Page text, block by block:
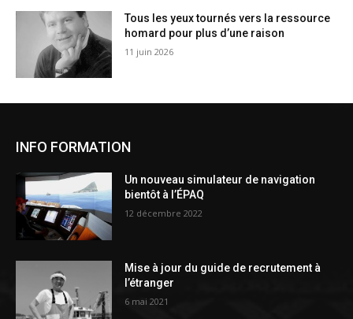
Tous les yeux tournés vers la ressource
homard pour plus d’une raison
11 juin 2026
INFO FORMATION
Un nouveau simulateur de navigation
bientôt à l’ÉPAQ
12 décembre 2022
Mise à jour du guide de recrutement à
l’étranger
6 mai 2021